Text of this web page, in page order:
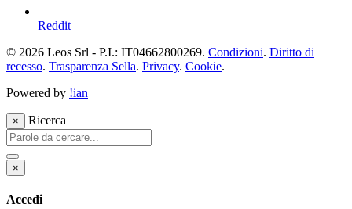
Reddit
© 2026 Leos Srl - P.I.: IT04662800269. Condizioni. Diritto di
recesso. Trasparenza Sella. Privacy. Cookie.
Powered by !ian
× Ricerca
×
Accedi